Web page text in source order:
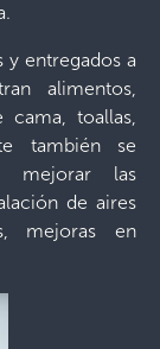
y entregados a
alimentos,
toallas,
también se
mejorar las
de aires
mejoras en